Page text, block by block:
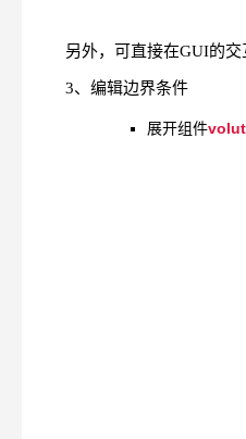
另外，可直接在GUI的交
3、编辑边界条件
展开组件